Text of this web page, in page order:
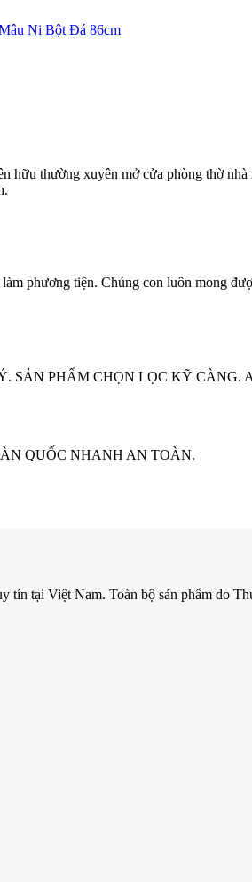
Ni Bột Đá 86cm
hữu thường xuyên mở cửa phòng thờ
phương tiện. Chúng con luôn mong
SẢN PHẨM CHỌN LỌC KỸ
QUỐC NHANH AN TOÀN.
tín tại Việt Nam. Toàn bộ sản phẩm do